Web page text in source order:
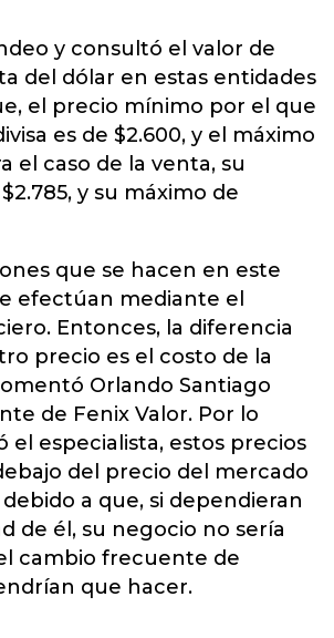
y consultó el valor de
del dólar en estas entidades
el precio mínimo por el que
es de $2.600, y el máximo
el caso de la venta, su
y su máximo de
que se hacen en este
efectúan mediante el
Entonces, la diferencia
precio es el costo de la
Orlando Santiago
de Fenix Valor. Por lo
el especialista, estos precios
del precio del mercado
a que, si dependieran
de él, su negocio no sería
cambio frecuente de
que hacer.